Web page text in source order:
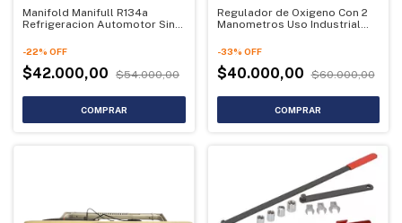
Manifold Manifull R134a
Refrigeracion Automotor Sin
-22% OFF
$42.000,00 $54.000,00
Regulador de Oxigeno Con 2
Manometros Uso Industrial
de relojes | OUTLET (Usado)
-33% OFF
$40.000,00 $60.000,00